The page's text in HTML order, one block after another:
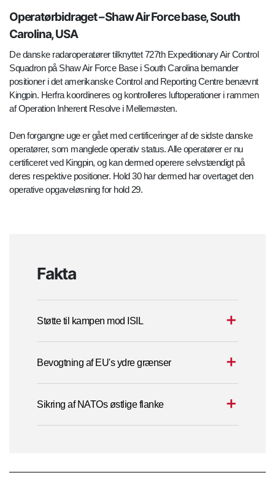
Operatørbidraget – Shaw Air Force base, South
Carolina, USA
De danske radaroperatører tilknyttet 727th Expeditionary Air Control
Squadron på Shaw Air Force Base i South Carolina bemander
positioner i det amerikanske Control and Reporting Centre benævnt
Kingpin. Herfra koordineres og kontrolleres luftoperationer i rammen
af Operation Inherent Resolve i Mellemøsten.
Den forgangne uge er gået med certificeringer af de sidste danske
operatører, som manglede operativ status. Alle operatører er nu
certificeret ved Kingpin, og kan dermed operere selvstændigt på
deres respektive positioner. Hold 30 har dermed har overtaget den
operative opgaveløsning for hold 29.
Fakta
Støtte til kampen mod ISIL
Bevogtning af EU's ydre grænser
Sikring af NATOs østlige flanke